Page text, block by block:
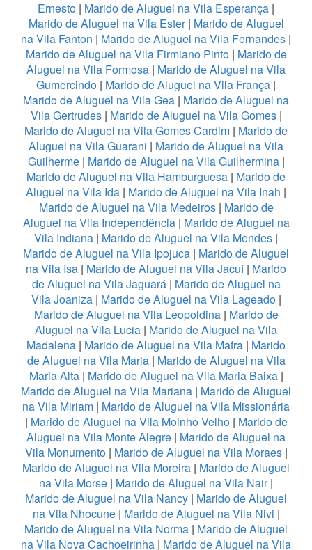
Ernesto | Marido de Aluguel na Vila Esperança |
Marido de Aluguel na Vila Ester| Marido de Aluguel
na Vila Fanton | Marido de Aluguel na Vila Fernandes |
Marido de Aluguel na Vila Firmiano Pinto| Marido de
Aluguel na Vila Formosa | Marido de Aluguel na Vila
Gumercindo | Marido de Aluguel na Vila França |
Marido de Aluguel na Vila Gea | Marido de Aluguel na
Vila Gertrudes| Marido de Aluguel na Vila Gomes|
Marido de Aluguel na Vila Gomes Cardim | Marido de
Aluguel na Vila Guarani | Marido de Aluguel na Vila
Guilherme| Marido de Aluguel na Vila Guilhermina|
Marido de Aluguel na Vila Hamburguesa | Marido de
Aluguel na Vila Ida | Marido de Aluguel na Vila Inah |
Marido de Aluguel na Vila Medeiros| Marido de
Aluguel na Vila Independência| Marido de Aluguel na
Vila Indiana | Marido de Aluguel na Vila Mendes |
Marido de Aluguel na Vila Ipojuca | Marido de Aluguel
na Vila Isa | Marido de Aluguel na Vila Jacuí| Marido
de Aluguel na Vila Jaguará| Marido de Aluguel na
Vila Joaniza| Marido de Aluguel na Vila Lageado|
Marido de Aluguel na Vila Leopoldina| Marido de
Aluguel na Vila Lucia | Marido de Aluguel na Vila
Madalena | Marido de Aluguel na Vila Mafra | Marido
de Aluguel na Vila Maria| Marido de Aluguel na Vila
Maria Alta| Marido de Aluguel na Vila Maria Baixa|
Marido de Aluguel na Vila Mariana | Marido de Aluguel
na Vila Miriam | Marido de Aluguel na Vila Missionária
| Marido de Aluguel na Vila Moinho Velho| Marido de
Aluguel na Vila Monte Alegre | Marido de Aluguel na
Vila Monumento| Marido de Aluguel na Vila Moraes|
Marido de Aluguel na Vila Moreira | Marido de Aluguel
na Vila Morse | Marido de Aluguel na Vila Nair|
Marido de Aluguel na Vila Nancy | Marido de Aluguel
na Vila Nhocune| Marido de Aluguel na Vila Nivi |
Marido de Aluguel na Vila Norma | Marido de Aluguel
na Vila Nova Cachoeirinha | Marido de Aluguel na Vila